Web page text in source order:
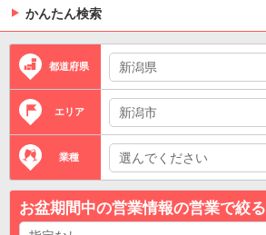
かんたん検索
都道府県
エリア
業種
お盆期間中の営業情報の営業で絞る